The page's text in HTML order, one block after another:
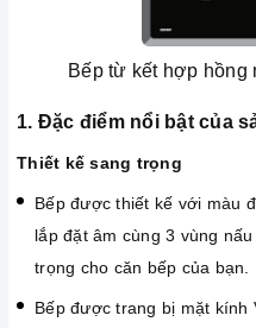
Bếp từ kết hợp hồng
1. Đặc điểm nổi bật của
Thiết kế sang trọng
Bếp được thiết kế với màu
lắp đặt âm cùng 3 vùng
trọng cho căn bếp của bạn.
Bếp được trang bị mặt kính